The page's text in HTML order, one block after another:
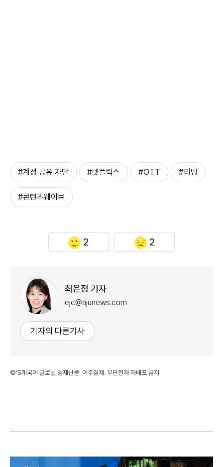
#계정 공유 차단 #넷플릭스 #OTT #티빙
#콘텐츠웨이브
2 2
최은정 기자
ejc@ajunews.com
기자의 다른기사
©'5개국어 글로벌 경제신문' 아주경제. 무단전재·재배포 금지